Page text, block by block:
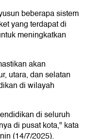
beberapa sistem
yang terdapat di
meningkatkan
akan
utara, dan selatan
di wilayah
di seluruh
di pusat kota," kata
(14/7/2025).